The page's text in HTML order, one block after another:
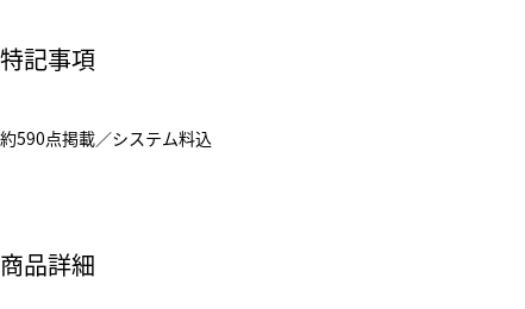
特記事項
約590点掲載／システム料込
商品詳細